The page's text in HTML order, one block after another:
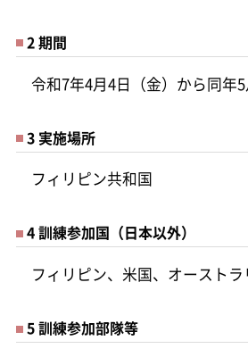
2 期間
令和7年4月4日（金）から同年
3 実施場所
フィリピン共和国
4 訓練参加国（日本以外）
フィリピン、米国、オーストラ
5 訓練参加部隊等